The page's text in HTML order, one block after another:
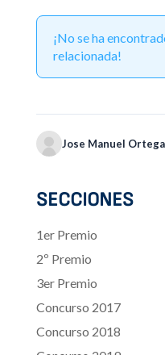
¡No se ha
relacionada!
Jose Manuel
SECCIONES
1er Premio
2º Premio
3er Premio
Concurso 2017
Concurso 2018